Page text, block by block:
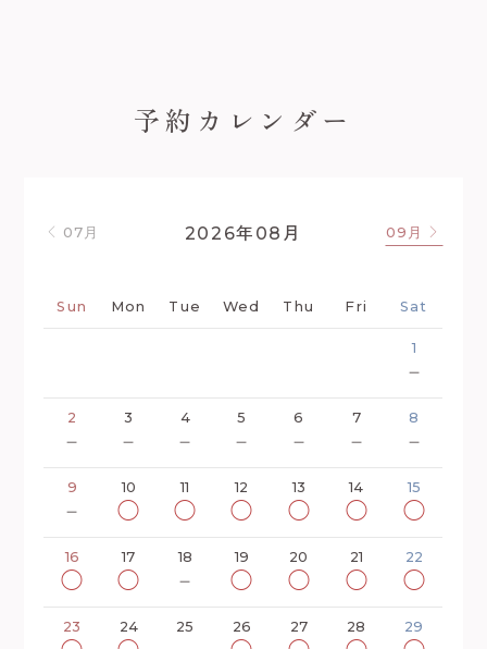
予約カレンダー
2026年 08 月
07月 09月
Sun Mon Tue Wed Thu Fri Sat
1
－
2
－
3
－
4
－
5
－
6
－
7
－
8
－
9
－
10
◯
11
◯
12
◯
13
◯
14
◯
15
◯
16
◯
17
◯
18
－
19
◯
20
◯
21
◯
22
◯
23 24 25 26 27 28 29